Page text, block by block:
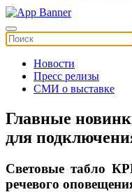
Новости
Пресс релизы
СМИ о выставке
Главные
для
Световые табло
речевого